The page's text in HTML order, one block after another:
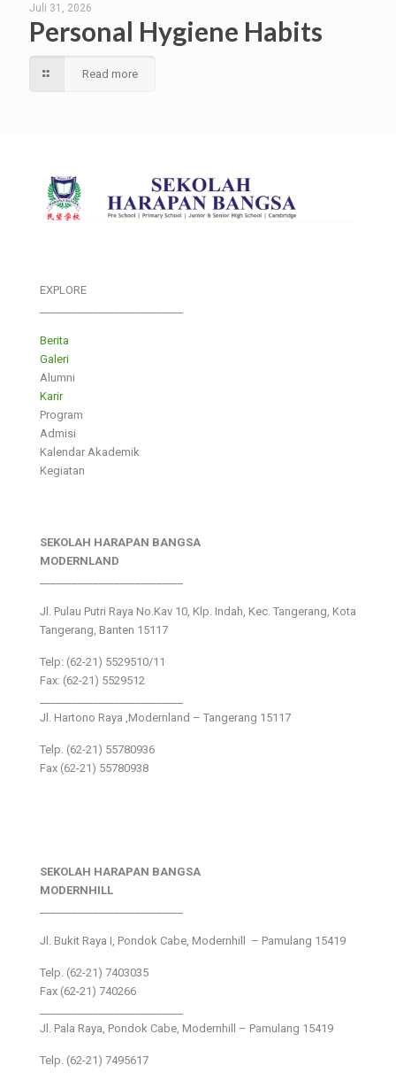
Juli 31, 2026
Personal Hygiene Habits
Read more
EXPLORE
Berita
Galeri
Alumni
Karir
Program
Admisi
Kalendar Akademik
Kegiatan
SEKOLAH HARAPAN BANGSA
MODERNLAND
Jl. Pulau Putri Raya No.Kav 10, Klp. Indah, Kec. Tangerang, Kota
Tangerang, Banten 15117
Telp: (62-21) 5529510/11
Fax: (62-21) 5529512
Jl. Hartono Raya ,Modernland – Tangerang 15117
Telp. (62-21) 55780936
Fax (62-21) 55780938
SEKOLAH HARAPAN BANGSA
MODERNHILL
Jl. Bukit Raya I, Pondok Cabe, Modernhill – Pamulang 15419
Telp. (62-21) 7403035
Fax (62-21) 740266
Jl. Pala Raya, Pondok Cabe, Modernhill – Pamulang 15419
Telp. (62-21) 7495617